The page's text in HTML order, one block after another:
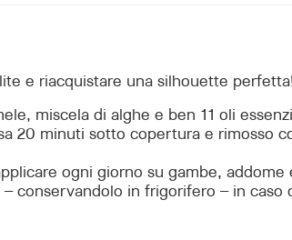
e riacquistare una silhouette perfetta!
miscela di alghe e ben 11 oli
20 minuti sotto copertura e rimosso
ogni giorno su gambe,
conservandolo in frigorifero – in